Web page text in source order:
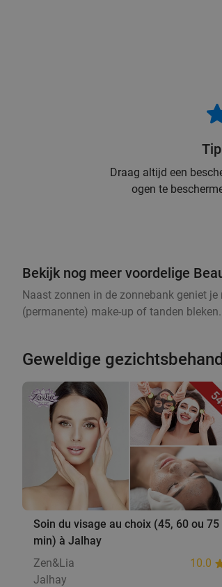
Draag altijd een
ogen te
Bekijk nog meer voordelige
Naast zonnen in de zonnebank geniet
(permanente) make-up of tanden
Geweldige
Soin du visage au choix (45, 60 ou 75
min) à Jalhay
Zen&Lia
10.0
Jalhay